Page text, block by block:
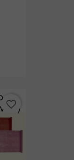
favorite_border